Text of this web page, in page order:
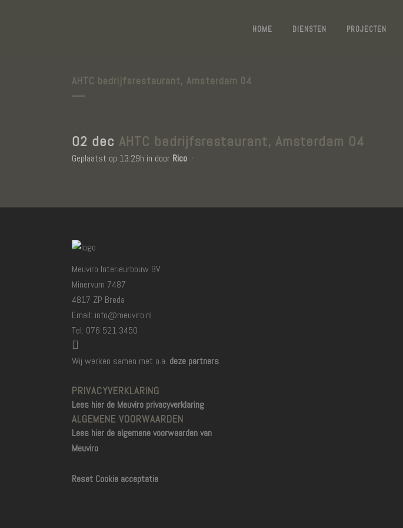
HOME DIENSTEN PROJECTEN
AHTC bedrijfsrestaurant, Amsterdam 04
02 dec AHTC bedrijfsrestaurant, Amsterdam 04
Geplaatst op 13:29h in door Rico
Meuviro Interieurbouw BV
Minervum 7487
4817 ZP Breda
Email: info@meuviro.nl
Tel: 076 521 3450
Wij werken samen met o.a. deze partners.
PRIVACYVERKLARING
Lees hier de Meuviro privacyverklaring
ALGEMENE VOORWAARDEN
Lees hier de algemene voorwaarden van
Meuviro
Reset Cookie acceptatie